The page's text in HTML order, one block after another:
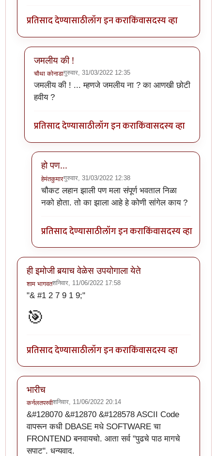
प्रतिसाद देण्यासाठीलॉग इन कराकिंवासदस्य व्हा
जमलीय की !
चौथा कोनाडागुरुवार, 31/03/2022 12:35
In reply to चाचणीbyहेमंतकुमार
जमलीय की ! ... म्हणजे जमलीय ना ? का आणखी छोटी
हवीय ?
प्रतिसाद देण्यासाठीलॉग इन कराकिंवासदस्य व्हा
हो पण...
हेमंतकुमारगुरुवार, 31/03/2022 12:38
In reply to जमलीय की !byचौथा कोनाडा
चौकट लहान झाली पण मला संपूर्ण भवताल निळा
नको होता. तो का झाला आहे हे कोणी सांगेल काय ?
प्रतिसाद देण्यासाठीलॉग इन कराकिंवासदस्य व्हा
ही इमोजी बर्‍याच वेळेस उपयोगाला येते
शाम भागवतशनिवार, 11/06/2022 17:58
"& #1 2 7 9 1 9;"
🎯
प्रतिसाद देण्यासाठीलॉग इन कराकिंवासदस्य व्हा
भारीच
कर्नलतपस्वीशनिवार, 11/06/2022 20:14
&#128070 &#12870 &#128578 ASCII Code
वापरून कधी DBASE मधे SOFTWARE चा
FRONTEND बनवायचो. आता सर्व "पुढचे पाठ मागचे
सपाट". धन्यवाद.